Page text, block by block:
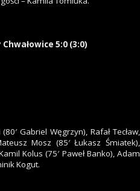
5:0 (3:0)
Gabriel Węgrzyn), Rafał Tecław,
Mosz (85′ Łukasz Śmiatek),
Kolus (75′ Paweł Banko), Adam
Kogut.